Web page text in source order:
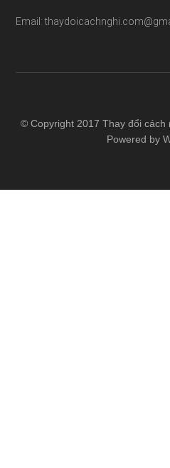
Email:
© Copyright 2017 Thay đổi cách
Powered by